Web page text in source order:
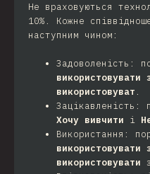
Не враховуються
10%. Кожне
наступним чином:
Задоволеність:
використовувати
використовуват .
Зацікавленість:
Хочу вивчити і
Використання:
використовувати
використовувати